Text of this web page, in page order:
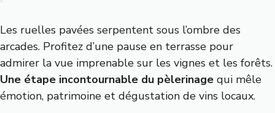
Les ruelles pavées serpentent sous l’ombre des
arcades. Profitez d’une pause en terrasse pour
admirer la vue imprenable sur les vignes et les forêts.
Une étape incontournable du pèlerinage qui mêle
émotion, patrimoine et dégustation de vins locaux.